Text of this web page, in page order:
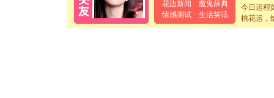
花边新闻
魔鬼辞典
情感测试
生活笑话
泣，这痛
卖了。水
[春节]风
今日运程
桃花运，